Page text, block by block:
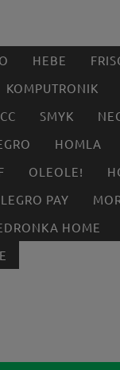
HEBE
KOMPUTRONIK
SMYK
HOMLA
OLEOLE!
PAY
HOME